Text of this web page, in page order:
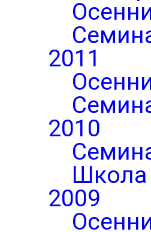
2011
2010
Школа
2009